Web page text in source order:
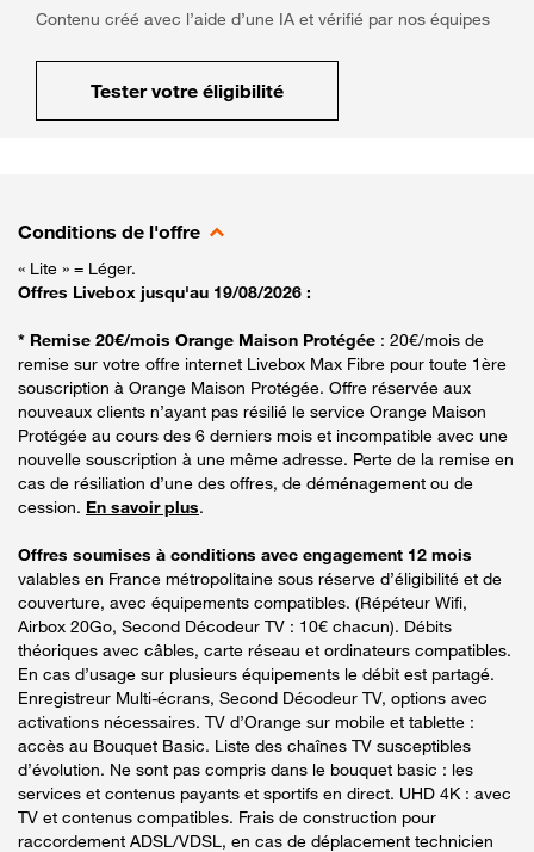
Contenu créé avec l’aide d’une IA et vérifié par nos équipes
Tester votre éligibilité
Conditions de l'offre
« Lite » = Léger.
Offres Livebox jusqu'au 19/08/2026 :
* Remise 20€/mois Orange Maison Protégée : 20€/mois de
remise sur votre offre internet Livebox Max Fibre pour toute 1ère
souscription à Orange Maison Protégée. Offre réservée aux
nouveaux clients n’ayant pas résilié le service Orange Maison
Protégée au cours des 6 derniers mois et incompatible avec une
nouvelle souscription à une même adresse. Perte de la remise en
cas de résiliation d’une des offres, de déménagement ou de
cession. En savoir plus.
Offres soumises à conditions avec engagement 12 mois
valables en France métropolitaine sous réserve d’éligibilité et de
couverture, avec équipements compatibles. (Répéteur Wifi,
Airbox 20Go, Second Décodeur TV : 10€ chacun). Débits
théoriques avec câbles, carte réseau et ordinateurs compatibles.
En cas d’usage sur plusieurs équipements le débit est partagé.
Enregistreur Multi-écrans, Second Décodeur TV, options avec
activations nécessaires. TV d’Orange sur mobile et tablette :
accès au Bouquet Basic. Liste des chaînes TV susceptibles
d’évolution. Ne sont pas compris dans le bouquet basic : les
services et contenus payants et sportifs en direct. UHD 4K : avec
TV et contenus compatibles. Frais de construction pour
raccordement ADSL/VDSL, en cas de déplacement technicien